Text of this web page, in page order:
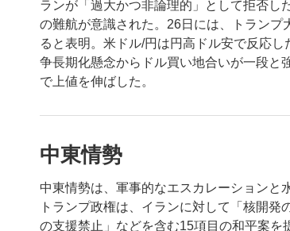
ランが「過大かつ非論理的」として拒否し
の難航が意識された。26日には、トラン
ると表明。米ドル/円は円高ドル安で反応
争長期化懸念からドル買い地合いが一段と
で上値を伸ばした。
中東情勢
中東情勢は、軍事的なエスカレーションと
トランプ政権は、イランに対して「核開
の支援禁止」などを含む15項目の和平案を